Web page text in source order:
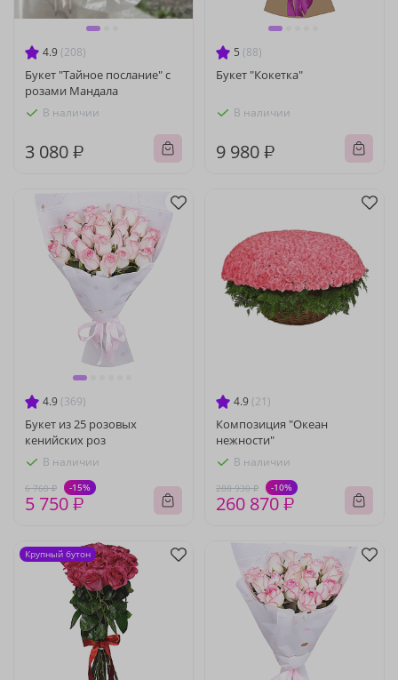
4.9 (208)
Букет "Тайное послание" с
розами Мандала
В наличии
3 080 ₽
5 (88)
Букет "Кокетка"
В наличии
9 980 ₽
4.9 (369)
Букет из 25 розовых
кенийских роз
В наличии
6 760 ₽ -15%
5 750 ₽
4.9 (21)
Композиция "Океан
нежности"
В наличии
288 930 ₽ -10%
260 870 ₽
Крупный бутон